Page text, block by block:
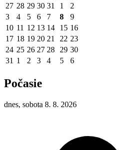
27 28 29 30 31 1
2
3
4 5 6 7 8
9
10 11 12 13 14 15 16
17 18 19 20 21 22 23
24 25 26 27 28 29 30
31 1 2 3 4 5 6
Počasie
dnes, sobota 8. 8. 2026